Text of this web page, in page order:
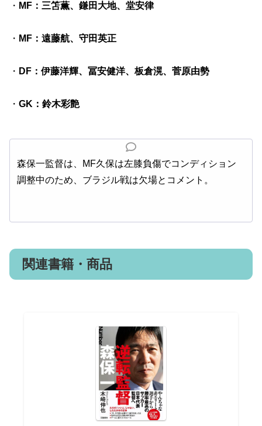
・ MF：三笘薫、鎌田大地、堂安律
・ MF：遠藤航、守田英正
・ DF：伊藤洋輝、冨安健洋、板倉滉、菅原由勢
・ GK：鈴木彩艶
森保一監督は、MF久保は左膝負傷でコンディション
調整中のため、ブラジル戦は欠場とコメント。
関連書籍・商品